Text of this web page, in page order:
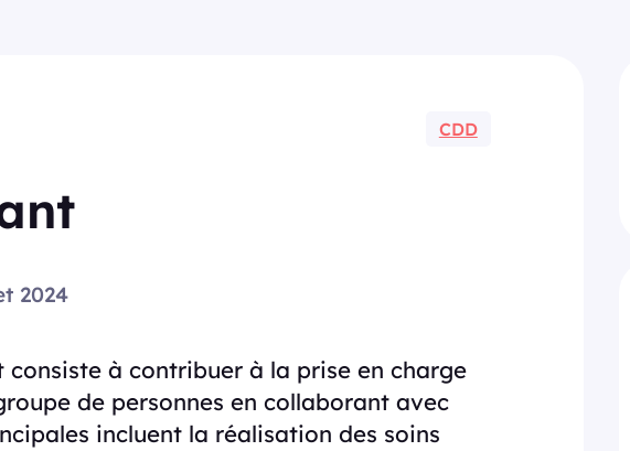
CDD
2024
consiste à contribuer à la prise en charge
de personnes en collaborant avec
incluent la réalisation des soins